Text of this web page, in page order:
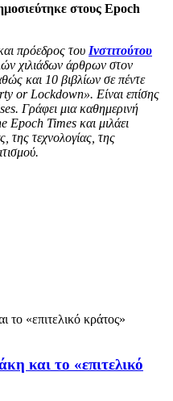
στους Epoch
πρόεδρος του Ινστιτούτου
χιλιάδων άρθρων στον
και 10 βιβλίων σε πέντε
or Lockdown». Είναι επίσης
Γράφει μια καθημερινή
Epoch Times και μιλάει
της τεχνολογίας, της
και το «επιτελικό